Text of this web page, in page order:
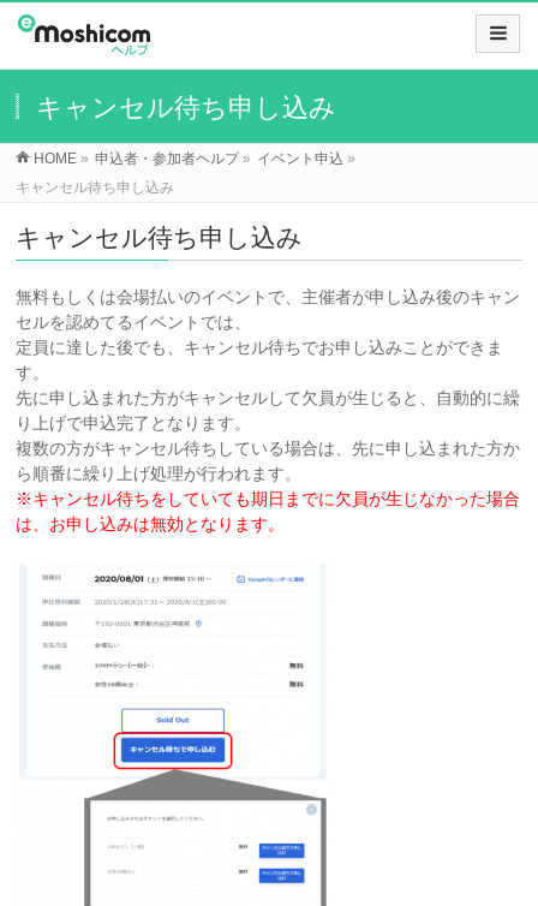
キャンセル待ち申し込み
HOME » 申込者・参加者ヘルプ» イベント申込 »
キャンセル待ち申し込み
キャンセル待ち申し込み
無料もしくは会場払いのイベントで、主催者が申し込み後のキャン
セルを認めてるイベントでは、
定員に達した後でも、キャンセル待ちでお申し込みことができま
す。
先に申し込まれた方がキャンセルして欠員が生じると、自動的に繰
り上げで申込完了となります。
複数の方がキャンセル待ちしている場合は、先に申し込まれた方か
ら順番に繰り上げ処理が行われます。
※キャンセル待ちをしていても期日までに欠員が生じなかった場合
は、お申し込みは無効となります。